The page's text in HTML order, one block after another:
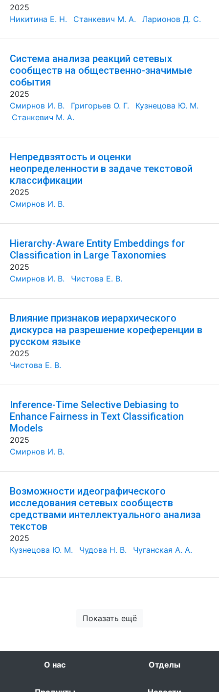
2025
Никитина Е. Н.
Станкевич М. А. Ларионов Д. С.
Система анализа реакций сетевых
сообществ на общественно-значимые
события
2025
Смирнов И. В.
Григорьев О. Г.
Кузнецова Ю. М.
Станкевич М. А.
Непредвзятость и оценки
неопределенности в задаче текстовой
классификации
2025
Смирнов И. В.
Hierarchy-Aware Entity Embeddings for
Classification in Large Taxonomies
2025
Смирнов И. В.
Чистова Е. В.
Влияние признаков иерархического
дискурса на разрешение кореференции в
русском языке
2025
Чистова Е. В.
Inference-Time Selective Debiasing to
Enhance Fairness in Text Classification
Models
2025
Смирнов И. В.
Возможности идеографического
исследования сетевых сообществ
средствами интеллектуального анализа
текстов
2025
Кузнецова Ю. М.
Чудова Н. В. Чуганская А. А.
Показать ещё
О нас Отделы